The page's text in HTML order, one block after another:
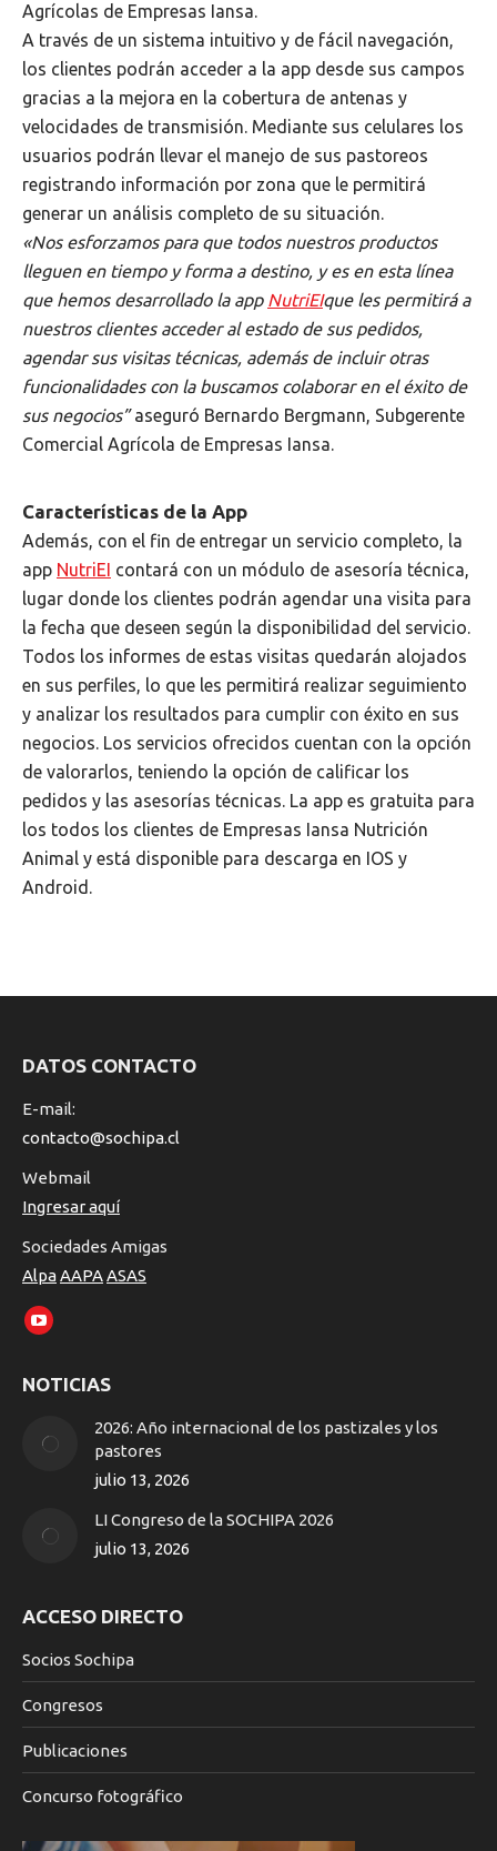
Agrícolas de Empresas Iansa.
A través de un sistema intuitivo y de fácil navegación,
los clientes podrán acceder a la app desde sus campos
gracias a la mejora en la cobertura de antenas y
velocidades de transmisión. Mediante sus celulares los
usuarios podrán llevar el manejo de sus pastoreos
registrando información por zona que le permitirá
generar un análisis completo de su situación.
«Nos esforzamos para que todos nuestros productos
lleguen en tiempo y forma a destino, y es en esta línea
que hemos desarrollado la app NutriEIque les permitirá a
nuestros clientes acceder al estado de sus pedidos,
agendar sus visitas técnicas, además de incluir otras
funcionalidades con la buscamos colaborar en el éxito de
sus negocios”aseguró Bernardo Bergmann, Subgerente
Comercial Agrícola de Empresas Iansa.
Características de la App
Además, con el fin de entregar un servicio completo, la
app NutriEI contará con un módulo de asesoría técnica,
lugar donde los clientes podrán agendar una visita para
la fecha que deseen según la disponibilidad del servicio.
Todos los informes de estas visitas quedarán alojados
en sus perfiles, lo que les permitirá realizar seguimiento
y analizar los resultados para cumplir con éxito en sus
negocios. Los servicios ofrecidos cuentan con la opción
de valorarlos, teniendo la opción de calificar los
pedidos y las asesorías técnicas. La app es gratuita para
los todos los clientes de Empresas Iansa Nutrición
Animal y está disponible para descarga en IOS y
Android.
PUBLICACIONES
DATOS CONTACTO
E-mail:
contacto@sochipa.cl
Webmail
Ingresar aquí
Sociedades Amigas
AlpaAAPAASAS
Encuéntranos en:
YouTube
opens
new
window
NOTICIAS
2026: Año internacional de los pastizales y los
pastores
julio 13, 2026
LI Congreso de la SOCHIPA 2026
julio 13, 2026
ACCESO DIRECTO
Socios Sochipa
Congresos
Publicaciones
Concurso fotográfico